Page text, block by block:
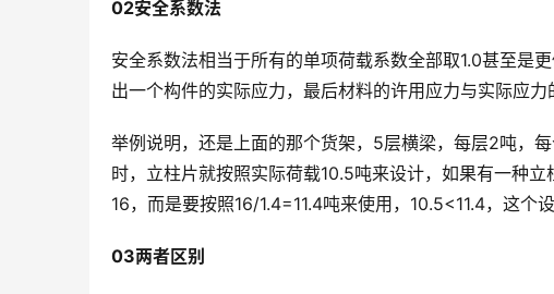
02安全系数法
安全系数法相当于所有的单项荷载系数全部取1.0甚至是
出一个构件的实际应力，最后材料的许用应力与实际应
举例说明，还是上面的那个货架，5层横梁，每层2吨，
时，立柱片就按照实际荷载10.5吨来设计，如果有一种
16，而是要按照16/1.4=11.4吨来使用，10.5<11.4，这个设
03两者区别